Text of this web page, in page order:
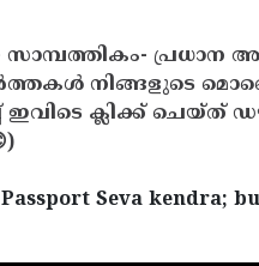
പ്രധാന
നിങ്ങളുടെ
ക്ലിക്ക് ചെയ്ത്
Seva kendra;